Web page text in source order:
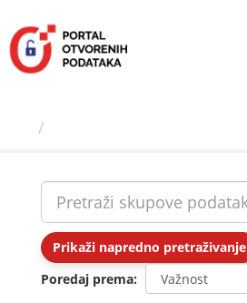
sadržaj
Prikaži napredno pretraživanje
Poredaj prema